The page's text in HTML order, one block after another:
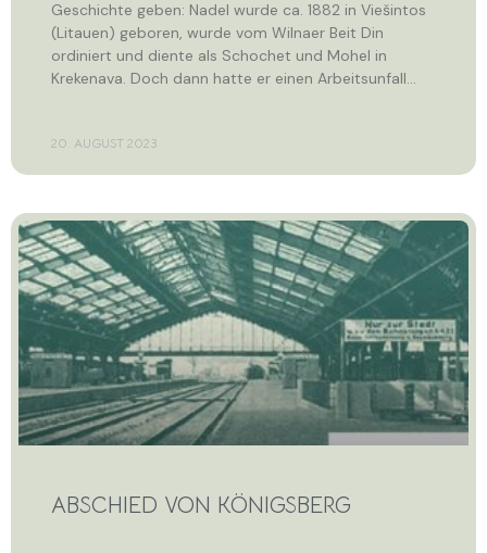
Geschichte geben: Nadel wurde ca. 1882 in Viešintos
(Litauen) geboren, wurde vom Wilnaer Beit Din
ordiniert und diente als Schochet und Mohel in
Krekenava. Doch dann hatte er einen Arbeitsunfall…
20. AUGUST 2023
ABSCHIED VON KÖNIGSBERG